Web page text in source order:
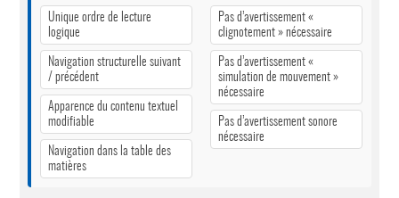
Unique ordre de lecture
logique
Navigation structurelle suivant
/ précédent
Apparence du contenu textuel
modifiable
Navigation dans la table des
matières
Pas d’avertissement «
clignotement » nécessaire
Pas d’avertissement «
simulation de mouvement »
nécessaire
Pas d’avertissement sonore
nécessaire